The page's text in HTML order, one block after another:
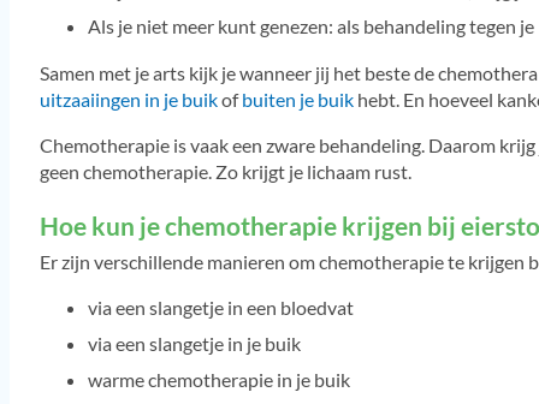
Als je niet meer kunt genezen: als behandeling tegen
Samen met je arts kijk je wanneer jij het beste de
uitzaaiingen in je buikofbuiten je buikhebt. En hoeveel
Chemotherapie is vaak een zware behandeling. Daarom
geen chemotherapie. Zo krijgt je lichaam rust.
Hoe kun je chemotherapie krijgen bij
Er zijn verschillende manieren om chemotherapie te krijgen
via een slangetje in een bloedvat
via een slangetje in je buik
warme chemotherapie in je buik